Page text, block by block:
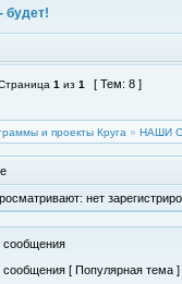
будет!
1 из 1 [ Тем: 8 ]
и проекты Круга » НАШИ
нет
сообщения
[ Популярная тема ]